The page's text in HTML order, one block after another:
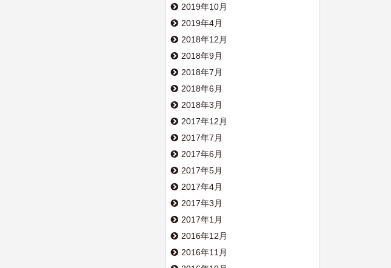
2019年10月
2019年4月
2018年12月
2018年9月
2018年7月
2018年6月
2018年3月
2017年12月
2017年7月
2017年6月
2017年5月
2017年4月
2017年3月
2017年1月
2016年12月
2016年11月